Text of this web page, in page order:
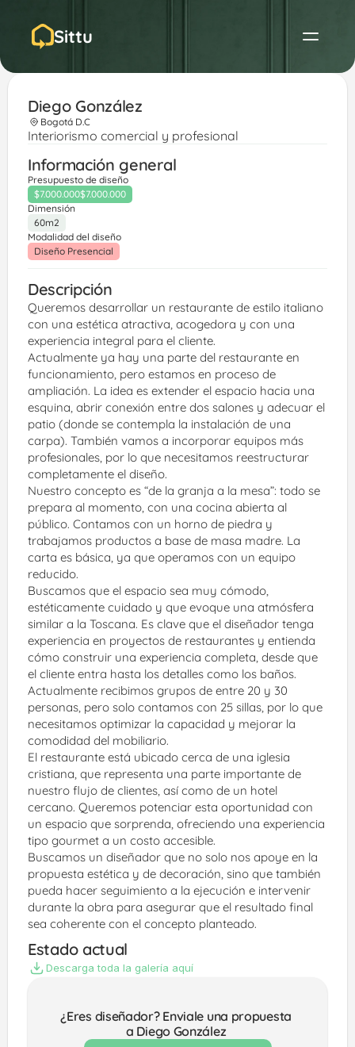
Sittu
Diego González
Bogotá D.C
Interiorismo comercial y profesional
Información general
Presupuesto de diseño
$7.000.000$7.000.000
Dimensión
60m2
Modalidad del diseño
Diseño Presencial
Descripción
Queremos desarrollar un restaurante de estilo italiano
con una estética atractiva, acogedora y con una
experiencia integral para el cliente.
Actualmente ya hay una parte del restaurante en
funcionamiento, pero estamos en proceso de
ampliación. La idea es extender el espacio hacia una
esquina, abrir conexión entre dos salones y adecuar el
patio (donde se contempla la instalación de una
carpa). También vamos a incorporar equipos más
profesionales, por lo que necesitamos reestructurar
completamente el diseño.
Nuestro concepto es “de la granja a la mesa”: todo se
prepara al momento, con una cocina abierta al
público. Contamos con un horno de piedra y
trabajamos productos a base de masa madre. La
carta es básica, ya que operamos con un equipo
reducido.
Buscamos que el espacio sea muy cómodo,
estéticamente cuidado y que evoque una atmósfera
similar a la Toscana. Es clave que el diseñador tenga
experiencia en proyectos de restaurantes y entienda
cómo construir una experiencia completa, desde que
el cliente entra hasta los detalles como los baños.
Actualmente recibimos grupos de entre 20 y 30
personas, pero solo contamos con 25 sillas, por lo que
necesitamos optimizar la capacidad y mejorar la
comodidad del mobiliario.
El restaurante está ubicado cerca de una iglesia
cristiana, que representa una parte importante de
nuestro flujo de clientes, así como de un hotel
cercano. Queremos potenciar esta oportunidad con
un espacio que sorprenda, ofreciendo una experiencia
tipo gourmet a un costo accesible.
Buscamos un diseñador que no solo nos apoye en la
propuesta estética y de decoración, sino que también
pueda hacer seguimiento a la ejecución e intervenir
durante la obra para asegurar que el resultado final
sea coherente con el concepto planteado.
Estado actual
Descarga toda la galería aquí
¿Eres diseñador? Enviale una propuesta
a Diego González